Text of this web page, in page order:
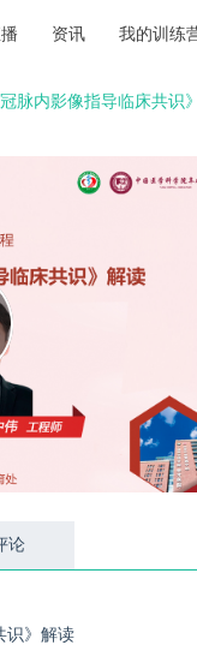
资讯 我的训练
脉内影像指导临床共识
论
识》解读